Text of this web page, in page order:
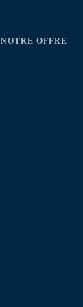
NOTRE OFFRE